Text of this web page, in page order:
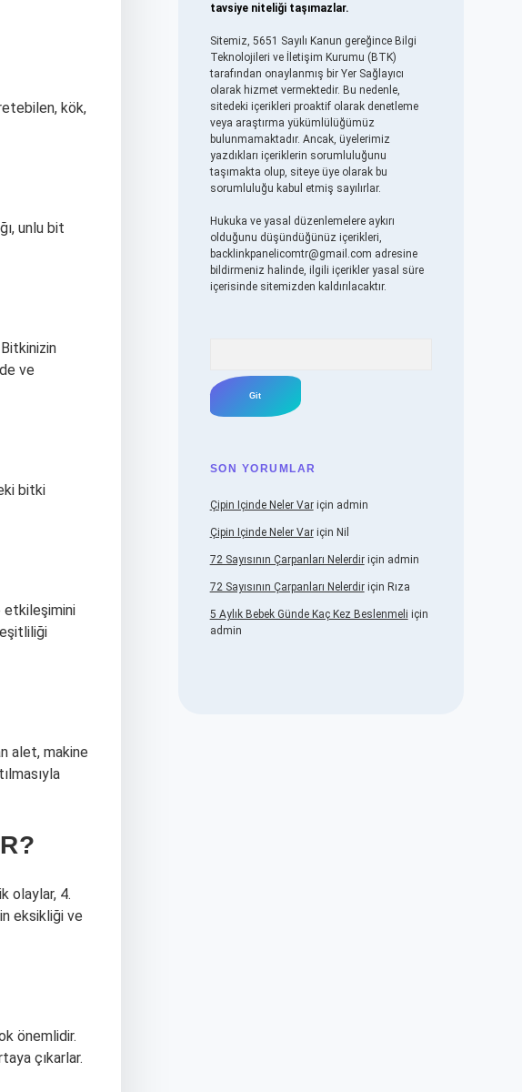
kök,
unlu bit
ve
bitki
etkileşimini
alet, makine
olaylar, 4.
eksikliği ve
önemlidir.
çıkarlar.
tavsiye niteliği taşımazlar.
Sitemiz, 5651 Sayılı Kanun gereğince Bilgi
Teknolojileri ve İletişim Kurumu (BTK)
tarafından onaylanmış bir Yer Sağlayıcı
olarak hizmet vermektedir. Bu nedenle,
sitedeki içerikleri proaktif olarak denetleme
veya araştırma yükümlülüğümüz
bulunmamaktadır. Ancak, üyelerimiz
yazdıkları içeriklerin sorumluluğunu
taşımakta olup, siteye üye olarak bu
sorumluluğu kabul etmiş sayılırlar.
Hukuka ve yasal düzenlemelere aykırı
olduğunu düşündüğünüz içerikleri,
backlinkpanelicomtr@gmail.com adresine
bildirmeniz halinde, ilgili içerikler yasal süre
içerisinde sitemizden kaldırılacaktır.
SON YORUMLAR
Çipin Içinde Neler Variçin admin
Çipin Içinde Neler Variçin Nil
72 Sayısının Çarpanları Nelerdiriçin admin
72 Sayısının Çarpanları Nelerdiriçin Rıza
5 Aylık Bebek Günde Kaç Kez Beslenmeli için
admin